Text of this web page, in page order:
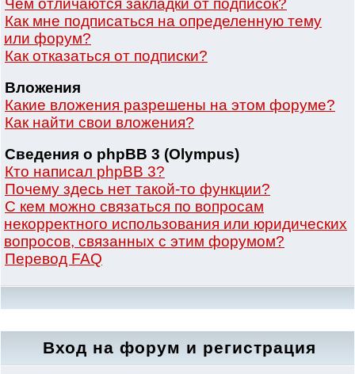
Чем отличаются закладки от подписок?
Как мне подписаться на определенную тему
или форум?
Как отказаться от подписки?
Вложения
Какие вложения разрешены на этом форуме?
Как найти свои вложения?
Сведения о phpBB 3 (Olympus)
Кто написал phpBB 3?
Почему здесь нет такой-то функции?
С кем можно связаться по вопросам
некорректного использования или юридических
вопросов, связанных с этим форумом?
Перевод FAQ
Вход на форум и регистрация